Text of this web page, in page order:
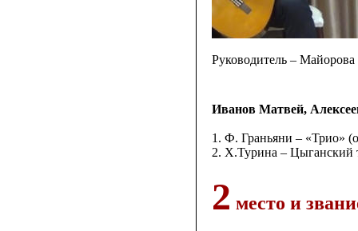
Руководитель –
Иванов Матвей,
1. Ф. Граньяни – «Трио»
2. Х.Турина – Цыганский
2 место и